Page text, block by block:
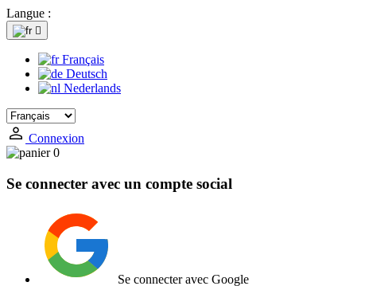
Langue :

Français
Deutsch
Nederlands
Connexion
0
Se connecter avec un compte social
Se connecter avec Google